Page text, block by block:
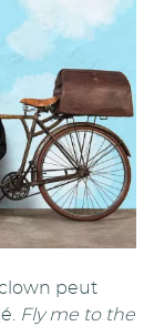
peut
Fly me to the